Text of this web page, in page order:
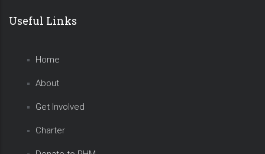
Useful Links
Home
About
Get Involved
Charter